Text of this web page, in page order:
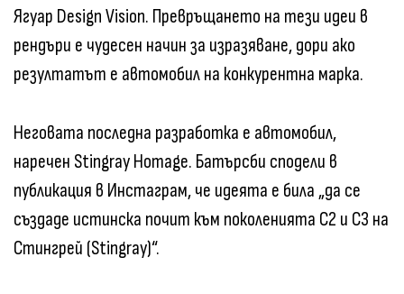
Ягуар Design Vision. Превръщането на тези идеи в
рендъри е чудесен начин за изразяване, дори ако
резултатът е автомобил на конкурентна марка.
Неговата последна разработка е автомобил,
наречен Stingray Homage. Батърсби сподели в
публикация в Инстаграм, че идеята е била „да се
създаде истинска почит към поколенията C2 и C3 на
Стингрей (Stingray)“.